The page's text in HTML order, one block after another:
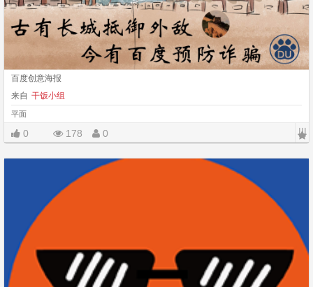
百度创意海报
来自 干饭小组
平面
0 178 0 |||